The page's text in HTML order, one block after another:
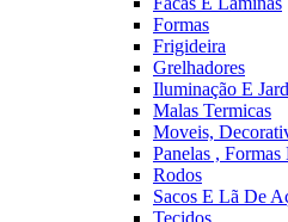
Formas
Frigideira
Grelhadores
Iluminação E
Malas Termicas
Moveis,
Panelas , Formas
Rodos
Sacos E Lã De
Tecidos